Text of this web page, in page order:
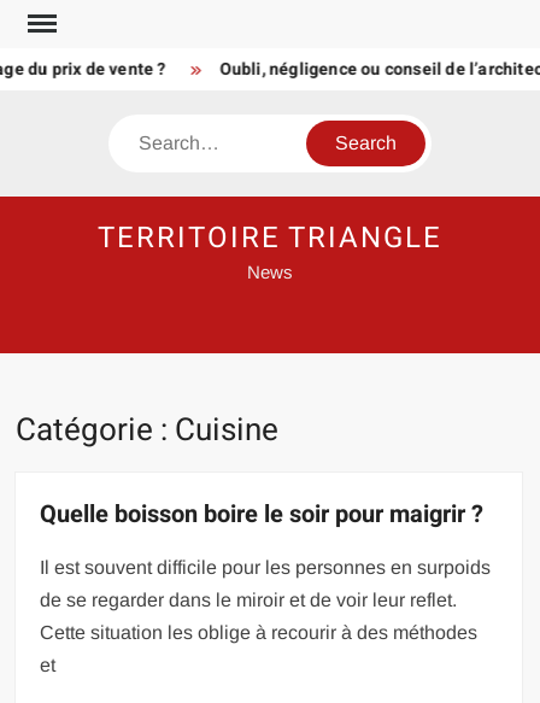
Skip
content
prix de vente ? Oubli, négligence ou conseil de l’architecte
Search
TERRITOIRE TRIANGLE
News
Catégorie : Cuisine
Quelle boisson boire le soir pour maigrir ?
Il est souvent difficile pour les personnes en surpoids
de se regarder dans le miroir et de voir leur reflet.
Cette situation les oblige à recourir à des méthodes
et